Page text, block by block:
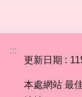
導
覽
:::
更新日期
本處網站 最